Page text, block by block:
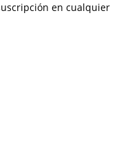
en cualquier